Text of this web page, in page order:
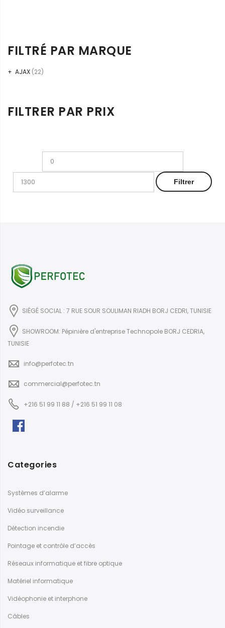
FILTRÉ PAR MARQUE
AJAX (22)
FILTRER PAR PRIX
Filtrer
SIÉGÉ SOCIAL : 7 RUE SOUR SOULIMAN RIADH BORJ CEDRI, TUNISIE
SHOWROOM: Pépinière d'entreprise Technopole BORJ CEDRIA,
TUNISIE
info@perfotec.tn
commercial@perfotec.tn
+216 51 99 11 88 / +216 51 99 11 08
Categories
Systèmes d’alarme
Vidéo surveillance
Détection incendie
Pointage et contrôle d’accès
Réseaux informatique et fibre optique
Matériel informatique
Vidéophonie et interphone
Câbles